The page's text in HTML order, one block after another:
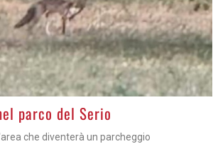
parco del Serio
che diventerà un parcheggio